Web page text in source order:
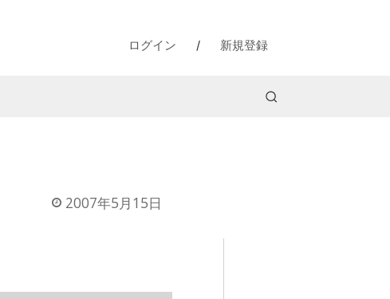
ログイン / 新規登録
2007年5月15日